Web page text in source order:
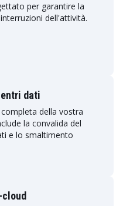
per garantire la
dell'attività.
dati
della vostra
la convalida del
e lo smaltimento